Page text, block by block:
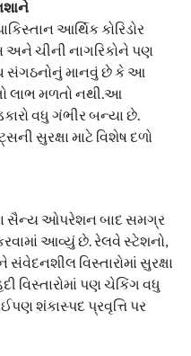
આર્થિક કોરિડોર
અને ચીની નાગરિકોને પણ
સંગઠનોનું માનવું છે કે આ
લાભ મળતો નથી.આ
વધુ ગંભીર બન્યા છે.
સુરક્ષા માટે વિશેષ દળો
સૈન્ય ઓપરેશન બાદ સમગ્ર
આવ્યું છે. રેલવે સ્ટેશનો,
વિસ્તારોમાં સુરક્ષા
વિસ્તારોમાં પણ ચેકિંગ વધુ
શંકાસ્પદ પ્રવૃત્તિ પર